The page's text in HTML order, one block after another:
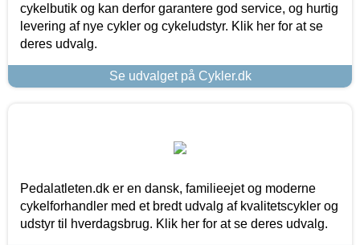
cykelbutik og kan derfor garantere god service, og hurtig
levering af nye cykler og cykeludstyr. Klik her for at se
deres udvalg.
Se udvalget på Cykler.dk
Pedalatleten.dk er en dansk, familieejet og moderne
cykelforhandler med et bredt udvalg af kvalitetscykler og
udstyr til hverdagsbrug. Klik her for at se deres udvalg.